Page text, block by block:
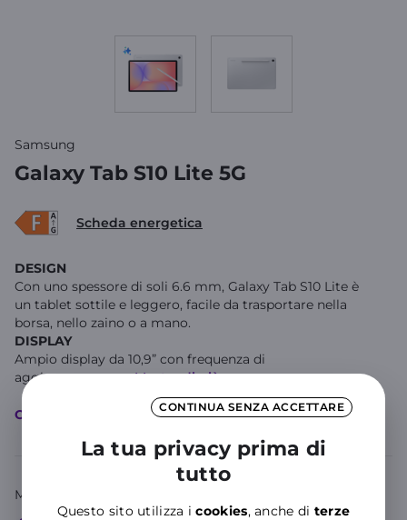
CONTINUA SENZA ACCETTARE
La tua privacy prima di
tutto
Questo sito utilizza icookies, anche di terze
Samsung
Galaxy Tab S10 Lite 5G
Scheda energetica
DESIGN
Con uno spessore di soli 6.6 mm, Galaxy Tab S10 Lite è
un tablet sottile e leggero, facile da trasportare nella
borsa, nello zaino o a mano.
DISPLAY
Ampio display da 10,9” con frequenza di
aggiornamento... Mostra di più
Caratteristiche principali
Memoria